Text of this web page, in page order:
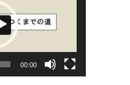
00:00